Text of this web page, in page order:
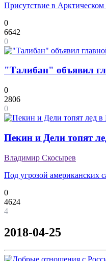
Присутствие в
0
6642
0
"Талибан" объявил
0
2806
0
Пекин и Дели топят
Владимир Скосырев
Под угрозой американских
0
4624
4
2018-04-25